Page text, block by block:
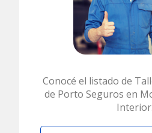
Conocé el listado de
de Porto Seguros en
Interior.